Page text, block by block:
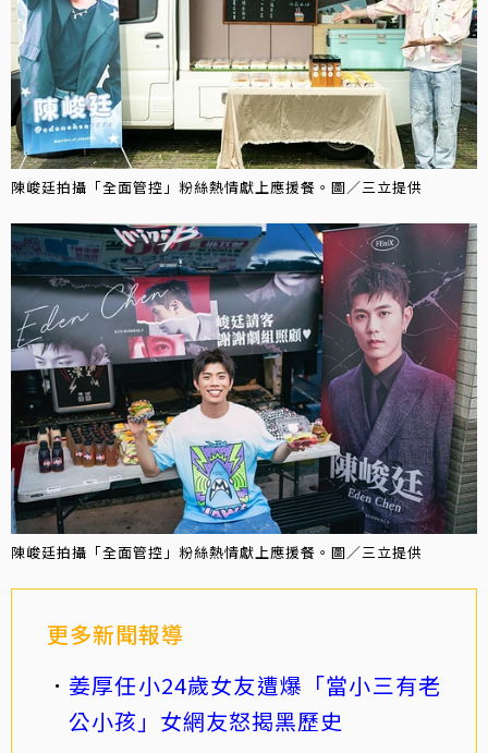
陳峻廷拍攝「全面管控」粉絲熱情獻上應援餐。圖／三立提供
陳峻廷拍攝「全面管控」粉絲熱情獻上應援餐。圖／三立提供
更多新聞報導
姜厚任小24歲女友遭爆「當小三有老
公小孩」女網友怒揭黑歷史